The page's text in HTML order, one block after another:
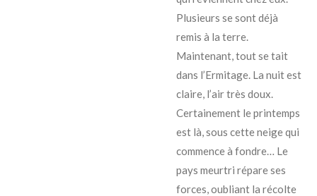
Plusieurs se sont déjà
remis à la terre.
Maintenant, tout se tait
dans l’Ermitage. La nuit est
claire, l’air très doux.
Certainement le printemps
est là, sous cette neige qui
commence à fondre… Le
pays meurtri répare ses
forces, oubliant la récolte